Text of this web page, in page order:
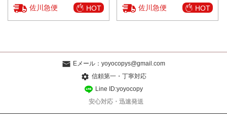
佐川急便 HOT 佐川急便 HOT
Eメール： yoyocopys@gmail.com
信頼第一・丁寧対応
Line ID:yoyocopy
安心対応・迅速発送